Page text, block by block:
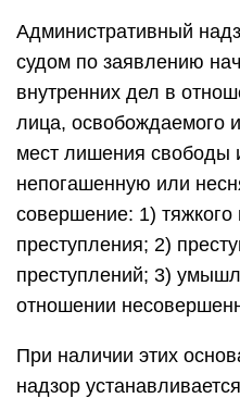
Административный
судом по заявлению
внутренних дел в
лица, освобождаемого
мест лишения свободы
непогашенную или
совершение: 1) тяжкого
преступления; 2)
преступлений; 3)
отношении
При наличии этих
надзор